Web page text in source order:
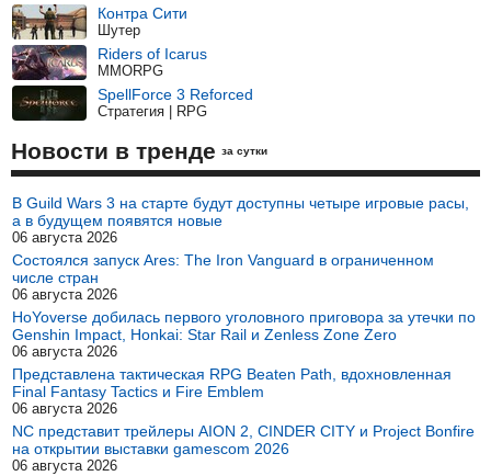
Контра Сити
Шутер
Riders of Icarus
MMORPG
SpellForce 3 Reforced
Стратегия | RPG
Новости в тренде за сутки
В Guild Wars 3 на старте будут доступны четыре игровые расы,
а в будущем появятся новые
06 августа 2026
Состоялся запуск Ares: The Iron Vanguard в ограниченном
числе стран
06 августа 2026
HoYoverse добилась первого уголовного приговора за утечки по
Genshin Impact, Honkai: Star Rail и Zenless Zone Zero
06 августа 2026
Представлена тактическая RPG Beaten Path, вдохновленная
Final Fantasy Tactics и Fire Emblem
06 августа 2026
NC представит трейлеры AION 2, CINDER CITY и Project Bonfire
на открытии выставки gamescom 2026
06 августа 2026